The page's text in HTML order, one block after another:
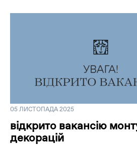
05 ЛИСТОПАДА 2025
відкрито вакансію
декорацій